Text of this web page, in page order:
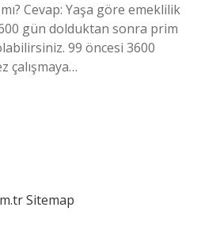
Cevap: Yaşa göre emeklilik
gün dolduktan sonra prim
99 öncesi 3600
çalışmaya…
Sitemap